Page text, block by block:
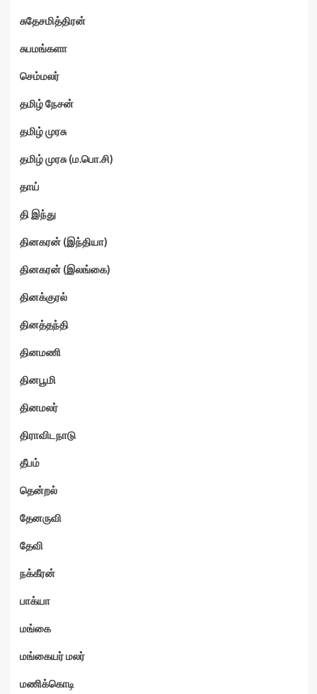
சுதேசமித்திரன்
சுபமங்களா
செம்மலர்
தமிழ் நேசன்
தமிழ் முரசு
தமிழ் முரசு (ம.பொ.சி)
தாய்
தி இந்து
தினகரன் (இந்தியா)
தினகரன் (இலங்கை)
தினக்குரல்
தினத்தந்தி
தினமணி
தினபூமி
தினமலர்
திராவிடநாடு
தீபம்
தென்றல்
தேனருவி
தேவி
நக்கீரன்
பாக்யா
மங்கை
மங்கையர் மலர்
மணிக்கொடி